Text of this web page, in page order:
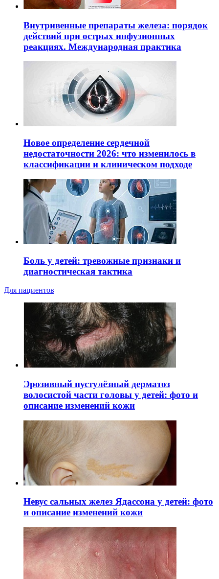
Внутривенные препараты железа: порядок
действий при острых инфузионных
реакциях. Международная практика
Новое определение сердечной
недостаточности 2026: что изменилось в
классификации и клиническом подходе
Боль у детей: тревожные признаки и
диагностическая тактика
Для пациентов
Эрозивный пустулёзный дерматоз
волосистой части головы у детей: фото и
описание изменений кожи
Невус сальных желез Ядассона у детей: фото
и описание изменений кожи